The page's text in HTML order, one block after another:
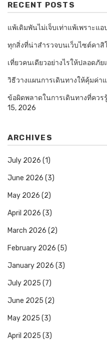
RECENT POSTS
แพ้เดิมพันไม่เจ็บเท่าแพ้เพราะแอ
ทุกสิ่งที่น่าสำรวจบนเว็บไซต์คาสิ
เที่ยวคนเดียวอย่างไรให้ปลอดภั
วิธีวางแผนการเดินทางให้คุ้มค่า
ข้อผิดพลาดในการเดินทางที่คว
15, 2026
ARCHIVES
July 2026 (1)
June 2026 (3)
May 2026 (2)
April 2026 (3)
March 2026 (2)
February 2026 (5)
January 2026 (3)
July 2025 (7)
June 2025 (2)
May 2025 (3)
April 2025 (3)